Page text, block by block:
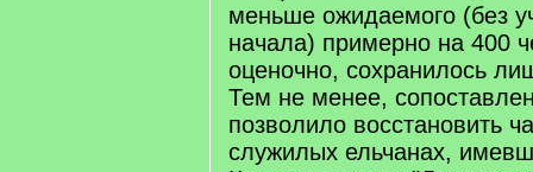
меньше ожидаемого (без
начала) примерно на 400
оценочно, сохранилось
Тем не менее,
позволило восстановить
служилых ельчанах,